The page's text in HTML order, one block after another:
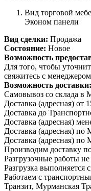
Вид торговой
Эконом панели
Вид сделки: Продажа
Состояние: Новое
Возможность
Для того, чтобы
свяжитесь с
Возможность доставки:
Самовывоз со склада
Доставка (адресная)
Доставка до
Доставка (адресная)
Доставка (адресная)
Доставка (адресная)
Производим доставку
Разгрузочные работы
Разгрузка
Работаем с
Транзит, Мурманская